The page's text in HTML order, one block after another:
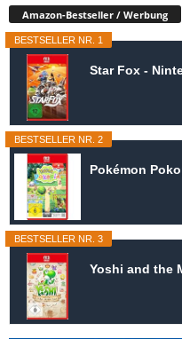
Amazon-Bestseller / Werbung
BESTSELLER NR. 1
Star Fox -
BESTSELLER NR. 2
Pokémon
BESTSELLER NR. 3
Yoshi and the